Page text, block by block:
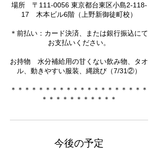
場所 〒1​11-0056 東京都​台東区小島2-118-
17 ​木本ビル6階（​上野新御徒町校）
＊前払い：カード決済、または銀行振込にて
お支払いください。
お持物 水分補給用の甘くない飲み物、タオ
ル、動きやすい服装、縄跳び（​​7/31②）
＊＊＊＊＊＊＊＊＊＊＊＊＊＊＊＊＊＊＊＊
＊＊＊＊＊＊＊＊＊＊＊
今後の予定